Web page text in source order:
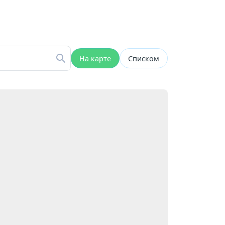
На карте Списком